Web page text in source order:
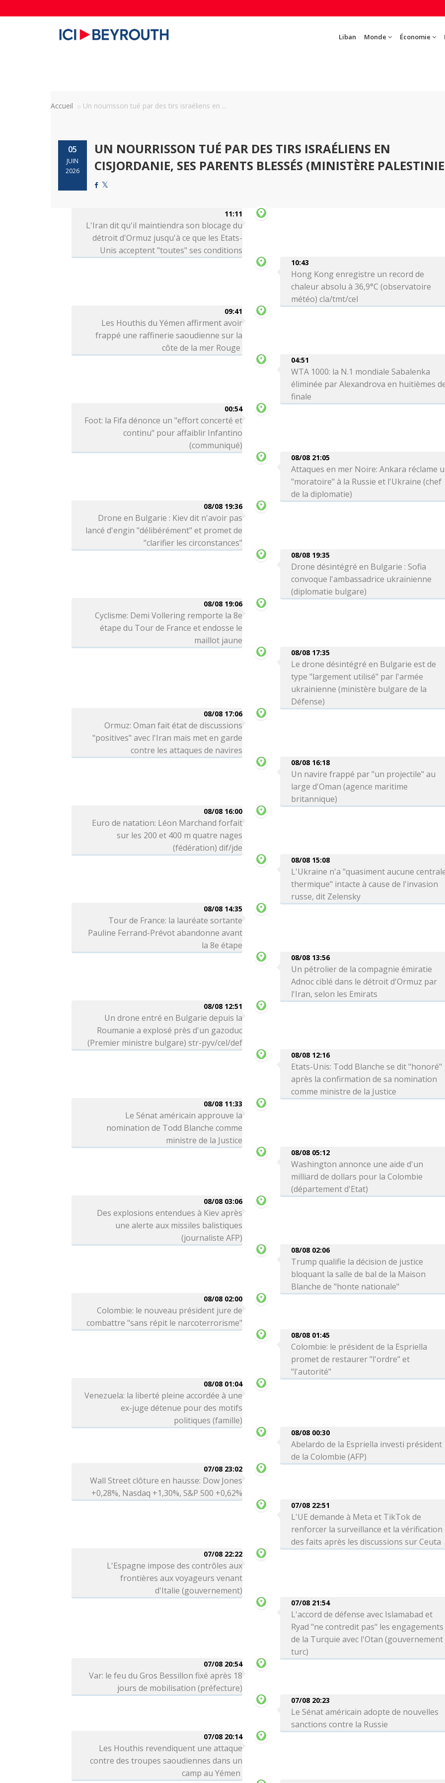
Liban Monde Économie
Accueil Un nourrisson tué par des tirs israéliens en ...
05
JUIN
2026
UN NOURRISSON TUÉ PAR DES TIRS ISRAÉLIENS EN
CISJORDANIE, SES PARENTS BLESSÉS (MINISTÈRE
11:11
L'Iran dit qu'il maintiendra son blocage du
détroit d'Ormuz jusqu'à ce que les Etats-
Unis acceptent "toutes" ses conditions
10:43
Hong Kong enregistre un record de
chaleur absolu à 36,9°C (observatoire
météo) cla/tmt/cel
09:41
Les Houthis du Yémen affirment avoir
frappé une raffinerie saoudienne sur la
côte de la mer Rouge
04:51
WTA 1000: la N.1 mondiale Sabalenka
éliminée par Alexandrova en huitièmes
finale
00:54
Foot: la Fifa dénonce un "effort concerté et
continu" pour affaiblir Infantino
(communiqué)
08/08 21:05
Attaques en mer Noire: Ankara réclame
"moratoire" à la Russie et l'Ukraine (chef
de la diplomatie)
08/08 19:36
Drone en Bulgarie : Kiev dit n'avoir pas
lancé d'engin "délibérément" et promet de
"clarifier les circonstances"
08/08 19:35
Drone désintégré en Bulgarie : Sofia
convoque l'ambassadrice ukrainienne
(diplomatie bulgare)
08/08 19:06
Cyclisme: Demi Vollering remporte la 8e
étape du Tour de France et endosse le
maillot jaune
08/08 17:35
Le drone désintégré en Bulgarie est de
type "largement utilisé" par l'armée
ukrainienne (ministère bulgare de la
Défense)
08/08 17:06
Ormuz: Oman fait état de discussions
"positives" avec l'Iran mais met en garde
contre les attaques de navires
08/08 16:18
Un navire frappé par "un projectile" au
large d'Oman (agence maritime
britannique)
08/08 16:00
Euro de natation: Léon Marchand forfait
sur les 200 et 400 m quatre nages
(fédération) dif/jde
08/08 15:08
L'Ukraine n'a "quasiment aucune
thermique" intacte à cause de l'invasion
russe, dit Zelensky
08/08 14:35
Tour de France: la lauréate sortante
Pauline Ferrand-Prévot abandonne avant
la 8e étape
08/08 13:56
Un pétrolier de la compagnie émiratie
Adnoc ciblé dans le détroit d'Ormuz par
l'Iran, selon les Emirats
08/08 12:51
Un drone entré en Bulgarie depuis la
Roumanie a explosé près d'un gazoduc
(Premier ministre bulgare) str-pyv/cel/def
08/08 12:16
Etats-Unis: Todd Blanche se dit "honoré"
après la confirmation de sa nomination
comme ministre de la Justice
08/08 11:33
Le Sénat américain approuve la
nomination de Todd Blanche comme
ministre de la Justice
08/08 05:12
Washington annonce une aide d'un
milliard de dollars pour la Colombie
(département d'Etat)
08/08 03:06
Des explosions entendues à Kiev après
une alerte aux missiles balistiques
(journaliste AFP)
08/08 02:06
Trump qualifie la décision de justice
bloquant la salle de bal de la Maison
Blanche de "honte nationale"
08/08 02:00
Colombie: le nouveau président jure de
combattre "sans répit le narcoterrorisme"
08/08 01:45
Colombie: le président de la Espriella
promet de restaurer "l'ordre" et
"l'autorité"
08/08 01:04
Venezuela: la liberté pleine accordée à une
ex-juge détenue pour des motifs
politiques (famille)
08/08 00:30
Abelardo de la Espriella investi président
de la Colombie (AFP)
07/08 23:02
Wall Street clôture en hausse: Dow Jones
+0,28%, Nasdaq +1,30%, S&P 500 +0,62%
07/08 22:51
L'UE demande à Meta et TikTok de
renforcer la surveillance et la vérification
des faits après les discussions sur Ceuta
07/08 22:22
L'Espagne impose des contrôles aux
frontières aux voyageurs venant
d'Italie (gouvernement)
07/08 21:54
L'accord de défense avec Islamabad et
Ryad "ne contredit pas" les engagements
de la Turquie avec l'Otan (gouvernement
turc)
07/08 20:54
Var: le feu du Gros Bessillon fixé après 18
jours de mobilisation (préfecture)
07/08 20:23
Le Sénat américain adopte de nouvelles
sanctions contre la Russie
07/08 20:14
Les Houthis revendiquent une attaque
contre des troupes saoudiennes dans un
camp au Yémen